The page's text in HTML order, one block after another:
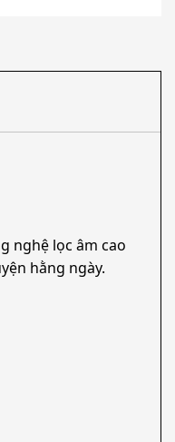
nghệ lọc âm cao
hằng ngày.